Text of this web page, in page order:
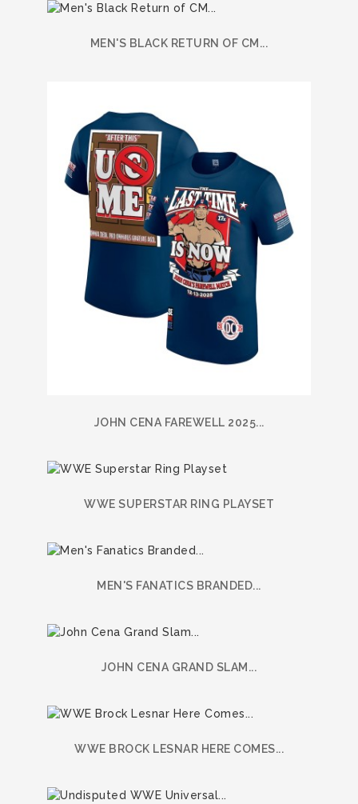
MEN'S BLACK RETURN OF CM...
JOHN CENA FAREWELL 2025...
WWE SUPERSTAR RING PLAYSET
MEN'S FANATICS BRANDED...
JOHN CENA GRAND SLAM...
WWE BROCK LESNAR HERE COMES...